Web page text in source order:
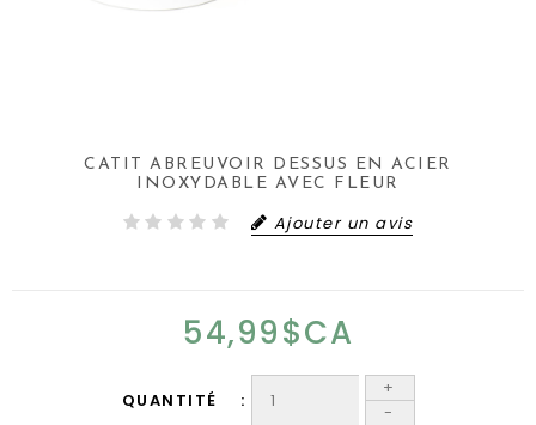
CATIT ABREUVOIR DESSUS EN ACIER
INOXYDABLE AVEC FLEUR
Ajouter un avis
54,99$CA
QUANTITÉ
+
-